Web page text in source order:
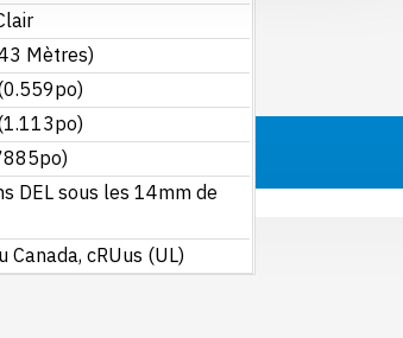
Mètres)
DEL sous les 14mm de
Canada, cRUus (UL)